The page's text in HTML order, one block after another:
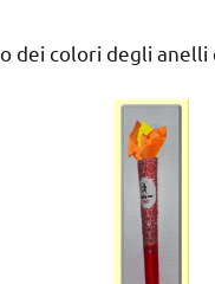
dei colori degli anelli